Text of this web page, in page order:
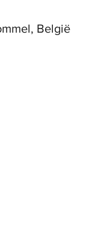
België